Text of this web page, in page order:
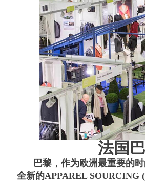
法国
巴黎，作为欧洲最重要的
全新的APPAREL SOURCING